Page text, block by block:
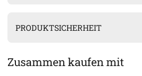
PRODUKTSICHERHEIT
Zusammen kaufen mit